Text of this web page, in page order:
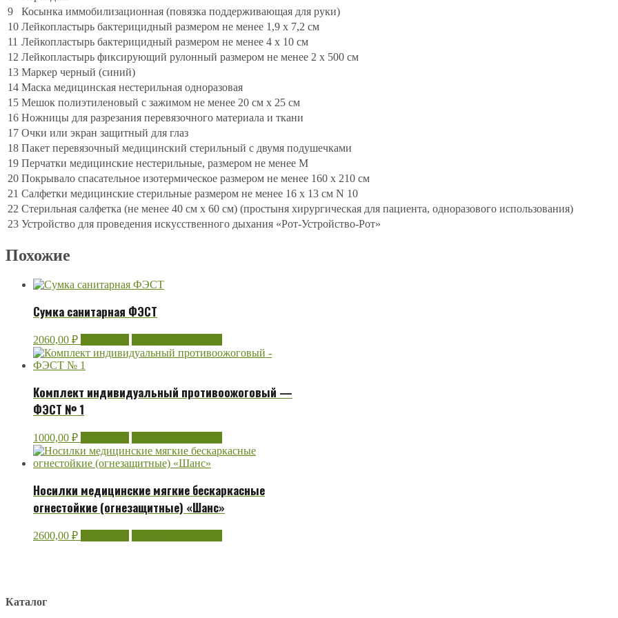
9
Косынка иммобилизационная (повязка поддерживающая для руки)
10 Лейкопластырь бактерицидный размером не менее 1,9 x 7,2 см
11 Лейкопластырь бактерицидный размером не менее 4 x 10 см
12 Лейкопластырь фиксирующий рулонный размером не менее 2 x 500 см
13 Маркер черный (синий)
14 Маска медицинская нестерильная одноразовая
15 Мешок полиэтиленовый с зажимом не менее 20 см x 25 см
16 Ножницы для разрезания перевязочного материала и ткани
17 Очки или экран защитный для глаз
18 Пакет перевязочный медицинский стерильный с двумя подушечками
19 Перчатки медицинские нестерильные, размером не менее M
20 Покрывало спасательное изотермическое размером не менее 160 x 210 см
21 Салфетки медицинские стерильные размером не менее 16 x 13 см N 10
22 Стерильная салфетка (не менее 40 см x 60 см) (простыня хирургическая для пациента, одноразового использования)
23 Устройство для проведения искусственного дыхания «Рот-Устройство-Рот»
Похожие
Сумка санитарная ФЭСТ
2060,00 ₽
Комплект индивидуальный противоожоговый —
ФЭСТ № 1
1000,00 ₽
Носилки медицинские мягкие бескаркасные
огнестойкие (огнезащитные) «Шанс»
2600,00 ₽
Каталог